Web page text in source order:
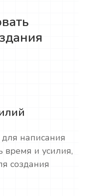
написания
время и усилия,
создания